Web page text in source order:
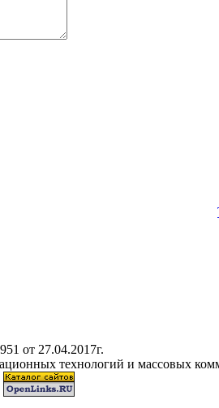
от 27.04.2017г.
технологий и массовых